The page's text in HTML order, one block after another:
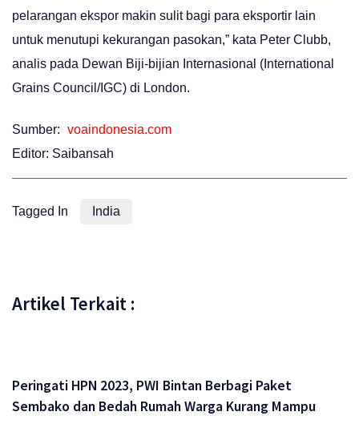
pelarangan ekspor makin sulit bagi para eksportir lain
untuk menutupi kekurangan pasokan,” kata Peter Clubb,
analis pada Dewan Biji-bijian Internasional (International
Grains Council/IGC) di London.
Sumber: voaindonesia.com
Editor: Saibansah
Tagged In India
Artikel Terkait :
Peringati HPN 2023, PWI Bintan Berbagi Paket
Sembako dan Bedah Rumah Warga Kurang Mampu